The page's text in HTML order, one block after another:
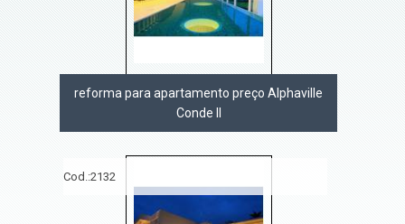
reforma para apartamento preço Alphaville
Conde II
Cod.:2132